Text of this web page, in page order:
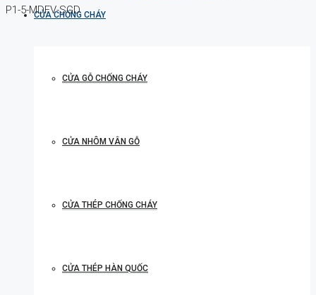
CỬA CHỐNG CHÁY
CỬA GỖ CHỐNG CHÁY
CỬA NHÔM VÂN GỖ
CỬA THÉP CHỐNG CHÁY
CỬA THÉP HÀN QUỐC
P1-5-MDFV-SGD